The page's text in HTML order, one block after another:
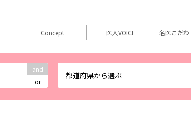
and
or
都道府県から選ぶ
Concept 医人VOICE 名医こだ